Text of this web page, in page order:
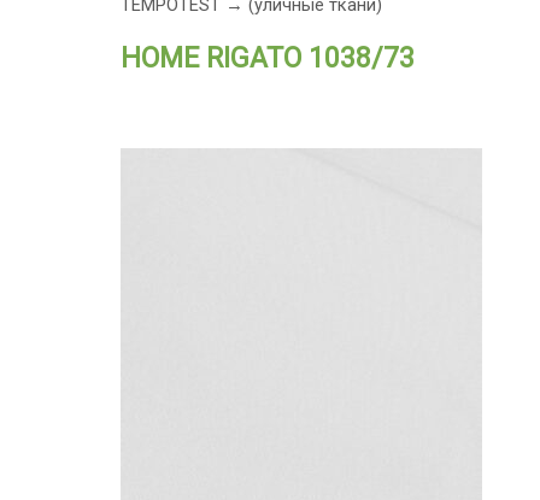
TEMPOTEST → (уличные ткани)
HOME RIGATO 1038/73